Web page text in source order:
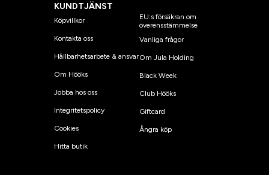
KUNDTJÄNST
Köpvillkor
Kontakta oss
Hållbarhetsarbete & ansvar
Om Hööks
Jobba hos oss
Integritetspolicy
Cookies
Hitta butik
EU:s försäkran om
överensstämmelse
Vanliga frågor
Om Jula Holding
Black Week
Club Hööks
Giftcard
Ångra köp